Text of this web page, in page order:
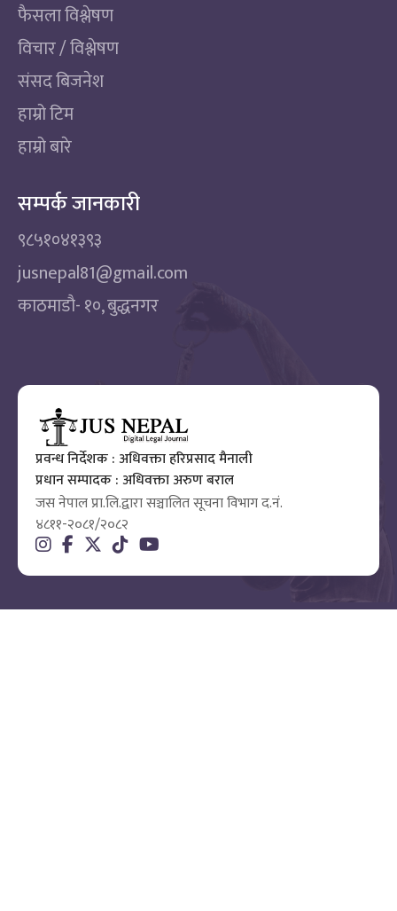
फैसला विश्लेषण
विचार / विश्लेषण
संसद बिजनेश
हाम्रो टिम
हाम्रो बारे
सम्पर्क जानकारी
९८५१०४१३९३
jusnepal81@gmail.com
काठमाडाै‌- १०, बुद्धनगर
प्रवन्ध निर्देशक : अधिवक्ता हरिप्रसाद मैनाली
प्रधान सम्पादक : अधिवक्ता अरुण बराल
जस नेपाल प्रा.लि.द्वारा सञ्चालित सूचना विभाग द.नं.
४८११-२०८१/२०८२